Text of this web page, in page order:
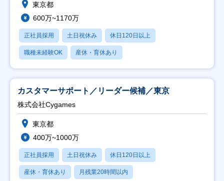
東京都
600万~1170万
正社員採用 土日祝休み 休日120日以上
職種未経験OK 産休・育休あり
カスタマーサポート／リーダー候補／東京
株式会社Cygames
東京都
400万~1000万
正社員採用 土日祝休み 休日120日以上
産休・育休あり 月残業20時間以内